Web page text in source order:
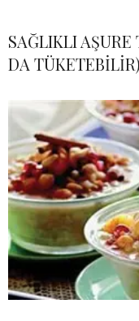
SAĞLIKLI
DA TÜKETEBİLİR)